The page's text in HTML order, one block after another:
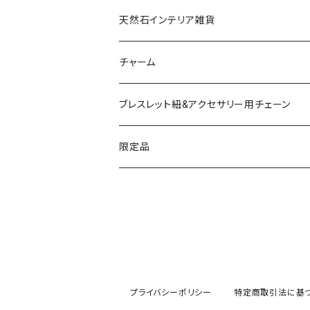
ドゥルージー
ソーラークォーツ
コッパー
アゲート
天然石インテリア雑貨
天然石スライスコースター
天然石キャンドルホルダー
チャーム
ブレスレット紐&アクセサリー用チェーン
ネックレスチェーン
限定品
プライバシーポリシー 特定商取引法に基